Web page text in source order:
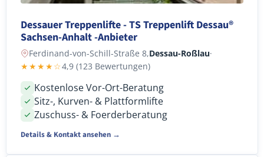
Dessauer Treppenlifte - TS Treppenlift Dessau®
Sachsen-Anhalt -Anbieter
Ferdinand-von-Schill-Straße 8,Dessau-Roßlau·
★★★★☆4,9 (123 Bewertungen)
Kostenlose Vor-Ort-Beratung
Sitz-, Kurven- & Plattformlifte
Zuschuss- & Foerderberatung
Details & Kontakt ansehen →